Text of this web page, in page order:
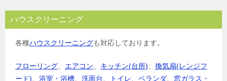
ハウスクリーニング
各種ハウスクリーニングも対応しております。
フローリング エアコン キッチン(台所)
換気扇(レンジフ
ード)
浴室・浴槽 洗面台 トイレ ベランダ
窓ガラス・